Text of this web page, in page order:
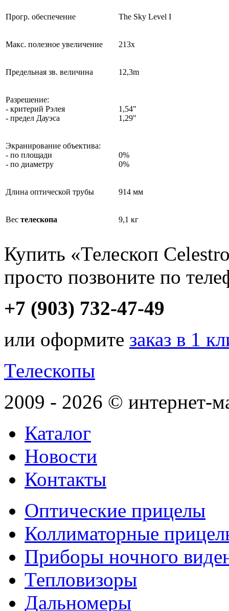
Прогр. обеспечение The Sky Level I
Макс. полезное увеличение 213х
Предельная зв. величина 12,3m
Разрешение:
- критерий Рэлея
- предел Дауэса
1,54"
1,29"
Экранирование объектива:
- по площади
- по диаметру
0%
0%
Длина оптической трубы 914 мм
Вес телескопа 9,1 кг
Купить «Телескоп
просто позвоните по
+7 (903) 732-47-49
или оформите заказ в 1
Телескопы
2009 - 2026 © интернет-
Каталог
Новости
Контакты
Оптические прицелы
Коллиматорные
Приборы ночного
Тепловизоры
Дальномеры